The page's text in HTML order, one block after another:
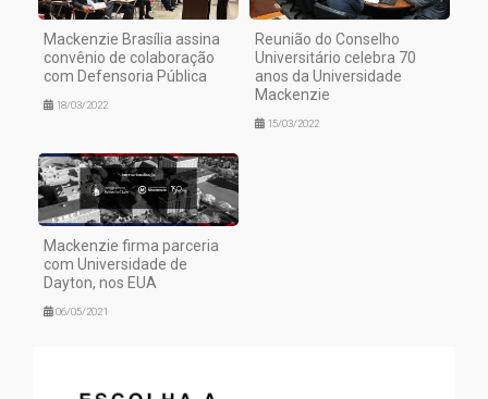
Mackenzie Brasília assina
convênio de colaboração
com Defensoria Pública
18/03/2022
Reunião do Conselho
Universitário celebra 70
anos da Universidade
Mackenzie
15/03/2022
Mackenzie firma parceria
com Universidade de
Dayton, nos EUA
06/05/2021